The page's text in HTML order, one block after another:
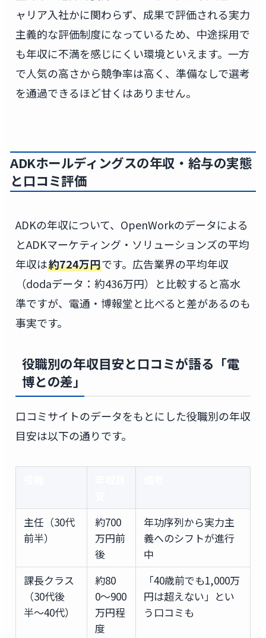
ャリア入社かに関わらず、成果で評価される実力
主義的な評価制度になっているため、中途採用で
も年収に不満を感じにくい環境といえます。一方
で人気の高さから競争率は高く、準備なしで選考
を通過できるほど甘くはありません。
ADKホールディングスの年収・給与の実態
と口コミ評価
ADKの年収について、OpenWorkのデータによる
とADKマーケティング・ソリューションズの平均
年収は約724万円です。広告業界の平均年収
（dodaデータ：約436万円）と比較すると高水
準ですが、電通・博報堂と比べると差があるのも
事実です。
役職別の年収目安と口コミが語る「電
博との差」
口コミサイトのデータをもとにした役職別の年収
目安は以下の通りです。
主任（30代
前半）
約700
万円前
後
年功序列から実力主
義へのシフトが進行
中
課長クラス
（30代後
半〜40代）
約80
0〜900
万円程
度
「40歳前でも1,000万
円は超えない」とい
う口コミも